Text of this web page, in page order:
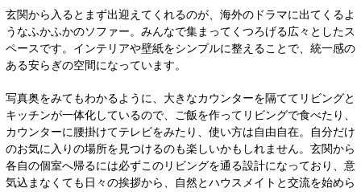
玄関から入るとまず出迎えてくれるのが、海外のドラマに出てくるよ
うなふかふかのソファー。みんなで集まってくつろげる広々としたス
ペースです。インテリアや壁紙をシンプルに整えることで、統一感の
ある安らぎの空間になっています。
写真奥をみてもわかるように、大きなカウンターを隔ててリビングと
キッチンが一体化しているので、ご飯を作ってリビングで食べたり、
カウンターに腰掛けてテレビをみたり、使い方は自由自在。自分だけ
のお気に入りの場所を見つけるのも楽しいかもしれません。玄関から
各自の個室へ帰るには必ずこのリビングを通る設計になっており、意
気込まなくても日々の挨拶から、自然とハウスメイトと交流を始めら